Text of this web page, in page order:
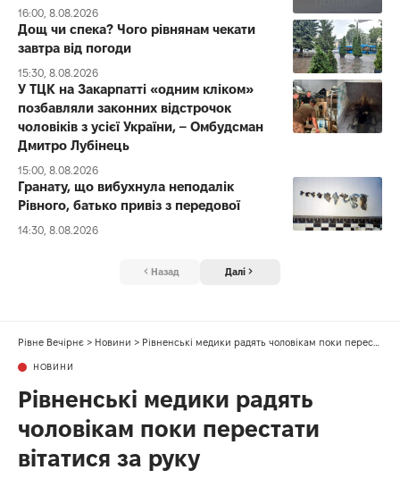
16:00, 8.08.2026
Дощ чи спека? Чого рівнянам чекати
завтра від погоди
15:30, 8.08.2026
У ТЦК на Закарпатті «одним кліком»
позбавляли законних відстрочок
чоловіків з усієї України, – Омбудсман
Дмитро Лубінець
15:00, 8.08.2026
Гранату, що вибухнула неподалік
Рівного, батько привіз з передової
14:30, 8.08.2026
Назад Далі
Рівне Вечірнє > Новини > Рівненські медики радять чоловікам поки перестати вітатися за руку
НОВИНИ
Рівненські медики радять
чоловікам поки перестати
вітатися за руку